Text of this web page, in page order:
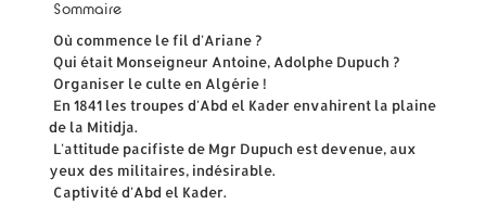
Sommaire
Où commence le fil d'Ariane ?
Qui était Monseigneur Antoine, Adolphe Dupuch ?
Organiser le culte en Algérie !
En 1841 les troupes d'Abd el Kader envahirent la plaine
de la Mitidja.
L'attitude pacifiste de Mgr Dupuch est devenue, aux
yeux des militaires, indésirable.
Captivité d'Abd el Kader.